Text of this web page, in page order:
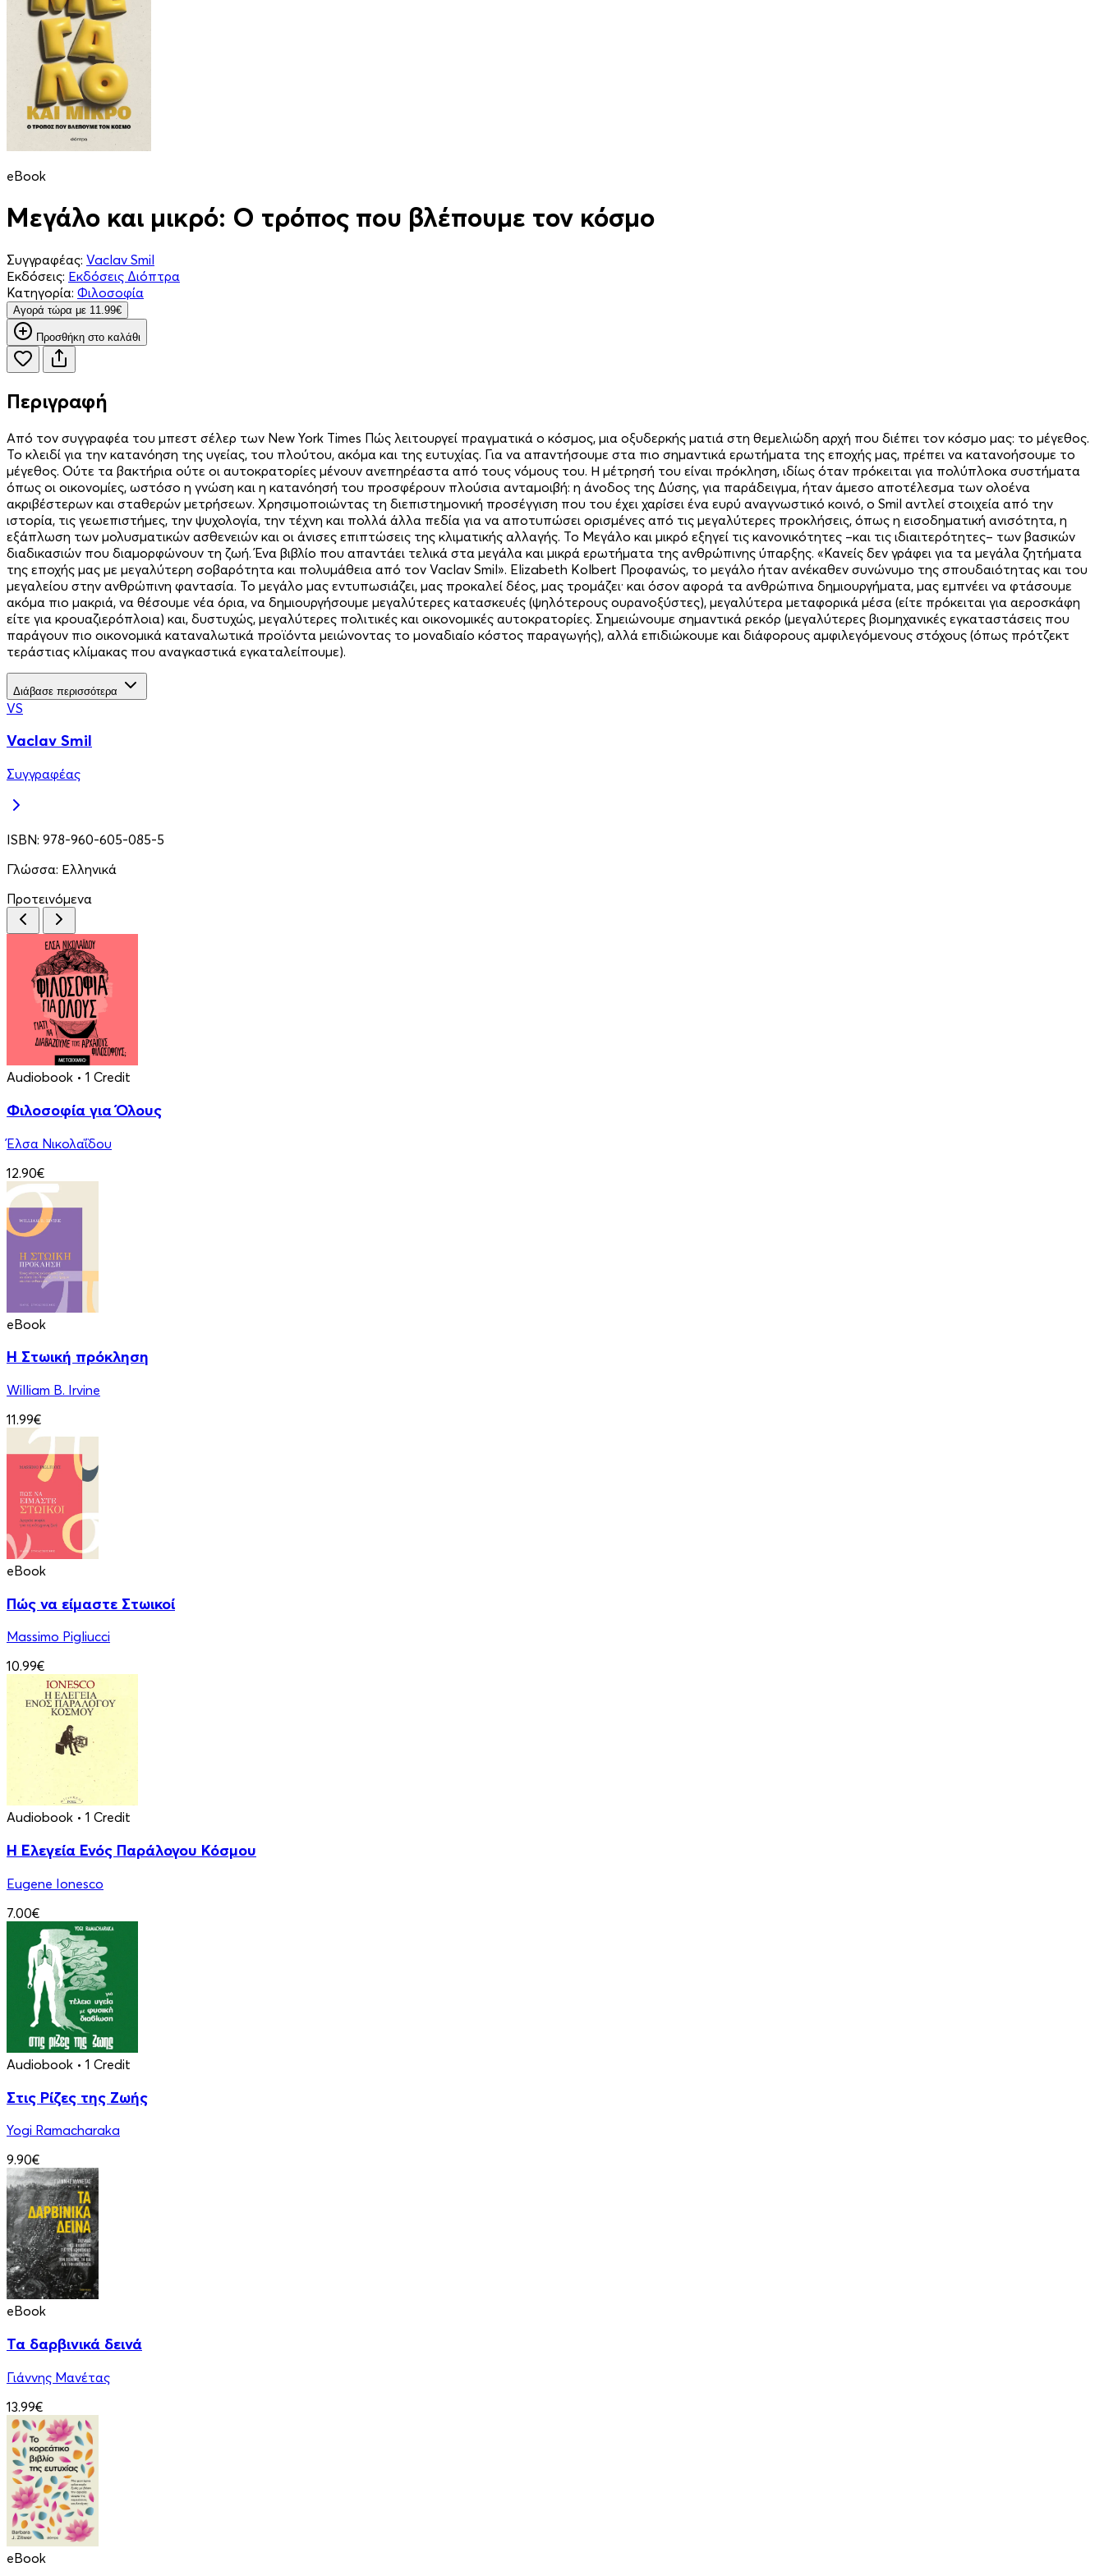
eBook
Μεγάλο και μικρό: Ο τρόπος που βλέπουμε τον κόσμο
Συγγραφέας: Vaclav Smil
Εκδόσεις: Εκδόσεις Διόπτρα
Κατηγορία: Φιλοσοφία
Aγορά τώρα με 11.99€
Προσθήκη στο καλάθι
Περιγραφή
Από τον συγγραφέα του μπεστ σέλερ των New York Times Πώς λειτουργεί πραγματικά ο κόσμος, μια οξυδερκής ματιά στη θεμελιώδη αρχή που διέπει τον κόσμο μας: το μέγεθος.
Το κλειδί για την κατανόηση της υγείας, του πλούτου, ακόμα και της ευτυχίας. Για να απαντήσουμε στα πιο σημαντικά ερωτήματα της εποχής μας, πρέπει να κατανοήσουμε το
μέγεθος. Ούτε τα βακτήρια ούτε οι αυτοκρατορίες μένουν ανεπηρέαστα από τους νόμους του. Η μέτρησή του είναι πρόκληση, ιδίως όταν πρόκειται για πολύπλοκα συστήματα
όπως οι οικονομίες, ωστόσο η γνώση και η κατανόησή του προσφέρουν πλούσια ανταμοιβή: η άνοδος της Δύσης, για παράδειγμα, ήταν άμεσο αποτέλεσμα των ολοένα
ακριβέστερων και σταθερών μετρήσεων. Χρησιμοποιώντας τη διεπιστημονική προσέγγιση που του έχει χαρίσει ένα ευρύ αναγνωστικό κοινό, ο Smil αντλεί στοιχεία από την
ιστορία, τις γεωεπιστήμες, την ψυχολογία, την τέχνη και πολλά άλλα πεδία για να αποτυπώσει ορισμένες από τις μεγαλύτερες προκλήσεις, όπως η εισοδηματική ανισότητα, η
εξάπλωση των μολυσματικών ασθενειών και οι άνισες επιπτώσεις της κλιματικής αλλαγής. Το Μεγάλο και μικρό εξηγεί τις κανονικότητες –και τις ιδιαιτερότητες– των βασικών
διαδικασιών που διαμορφώνουν τη ζωή. Ένα βιβλίο που απαντάει τελικά στα μεγάλα και μικρά ερωτήματα της ανθρώπινης ύπαρξης. «Κανείς δεν γράφει για τα μεγάλα ζητήματα
της εποχής μας με μεγαλύτερη σοβαρότητα και πολυμάθεια από τον Vaclav Smil». Elizabeth Kolbert Προφανώς, το μεγάλο ήταν ανέκαθεν συνώνυμο της σπουδαιότητας και του
μεγαλείου στην ανθρώπινη φαντασία. Το μεγάλο μας εντυπωσιάζει, μας προκαλεί δέος, μας τρομάζει· και όσον αφορά τα ανθρώπινα δημιουργήματα, μας εμπνέει να φτάσουμε
ακόμα πιο μακριά, να θέσουμε νέα όρια, να δημιουργήσουμε μεγαλύτερες κατασκευές (ψηλότερους ουρανοξύστες), μεγαλύτερα μεταφορικά μέσα (είτε πρόκειται για αεροσκάφη
είτε για κρουαζιερόπλοια) και, δυστυχώς, μεγαλύτερες πολιτικές και οικονομικές αυτοκρατορίες. Σημειώνουμε σημαντικά ρεκόρ (μεγαλύτερες βιομηχανικές εγκαταστάσεις που
παράγουν πιο οικονομικά καταναλωτικά προϊόντα μειώνοντας το μοναδιαίο κόστος παραγωγής), αλλά επιδιώκουμε και διάφορους αμφιλεγόμενους στόχους (όπως πρότζεκτ
τεράστιας κλίμακας που αναγκαστικά εγκαταλείπουμε).
Διάβασε περισσότερα
VS
Vaclav Smil
Συγγραφέας
ISBN: 978-960-605-085-5
Γλώσσα: Ελληνικά
Προτεινόμενα
Audiobook • 1 Credit
Φιλοσοφία για Όλους
Έλσα Νικολαΐδου
12.90€
eBook
Η Στωική πρόκληση
William B. Irvine
11.99€
eBook
Πώς να είμαστε Στωικοί
Massimo Pigliucci
10.99€
Audiobook • 1 Credit
Η Ελεγεία Ενός Παράλογου Κόσμου
Eugene Ionesco
7.00€
Audiobook • 1 Credit
Στις Ρίζες της Ζωής
Yogi Ramacharaka
9.90€
eBook
Τα δαρβινικά δεινά
Γιάννης Μανέτας
13.99€
eBook